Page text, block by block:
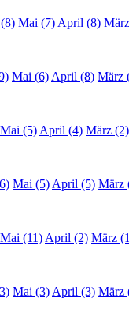
Mai (7) April (8)
Mai (6) April (8) März
Mai (5) April (4) März (2)
Mai (5) April (5) März
Mai (11) April (2) März
Mai (3) April (3) März